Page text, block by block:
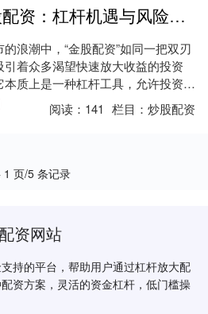
金股配资：杠杆机遇与风险警示
的浪潮中，“金股配资”如同一把双刃
引着众多渴望快速放大收益的投资
本质上是一种杠杆工具，允许投资者
资金为保证金，从配资公司获得数倍
....
阅读： 141 栏目：炒股配资
1 页/5 条记录
配资网站
持的平台，帮助用户通过杠杆放大配
资方案，灵活的资金杠杆，低门槛操